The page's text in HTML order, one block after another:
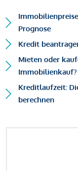
Prognose
Kredit
Mieten oder
Immobilienkauf?
Kreditlaufzeit:
berechnen